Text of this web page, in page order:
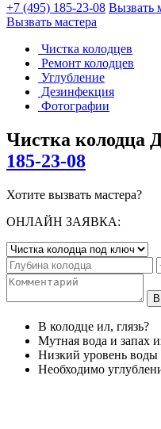
+7 (495) 185-23-08 Вызвать
Вызвать мастера
Чистка колодцев
Ремонт колодцев
Углубление
Дезинфекция
Фотографии
Чистка колодца
185-23-08
Хотите вызвать мастера?
ОНЛАЙН ЗАЯВКА:
В колодце ил, глязь?
Мутная вода и запах
Низкий уровень воды
Необходимо